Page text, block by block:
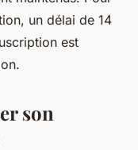
un délai de 14
est
son